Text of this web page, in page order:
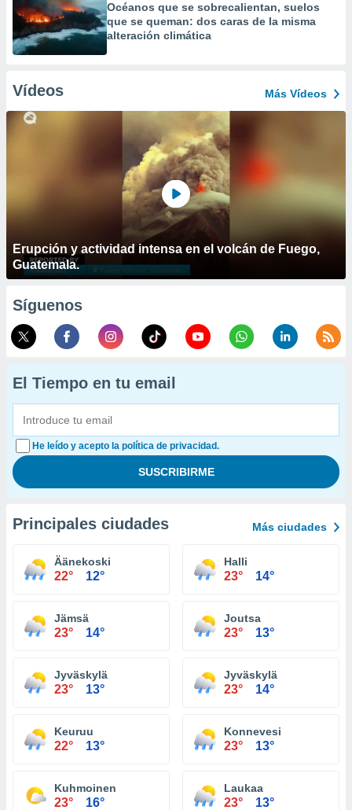
Océanos que se sobrecalientan, suelos
que se queman: dos caras de la misma
alteración climática
Vídeos Más Vídeos
Erupción y actividad intensa en el volcán de Fuego,
Guatemala.
Síguenos
El Tiempo en tu email
He leído y acepto la política de privacidad.
Principales ciudades Más ciudades
Äänekoski
22° 12°
Halli
23° 14°
Jämsä
23° 14°
Joutsa
23° 13°
Jyväskylä
23° 13°
Jyväskylä
23° 14°
Keuruu
22° 13°
Konnevesi
23° 13°
Kuhmoinen
23° 16°
Laukaa
23° 13°